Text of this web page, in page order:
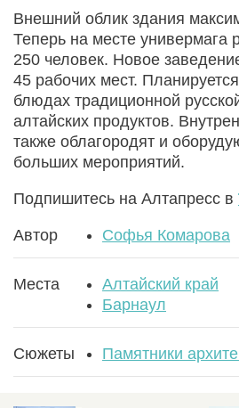
Внешний облик здания
Теперь на месте универмага
250 человек. Новое
45 рабочих мест.
блюдах традиционной
алтайских продуктов.
также облагородят и
больших мероприятий.
Подпишитесь на Алтапресс в
Автор Софья Комарова
Места
Алтайский край
Барнаул
Сюжеты Памятники